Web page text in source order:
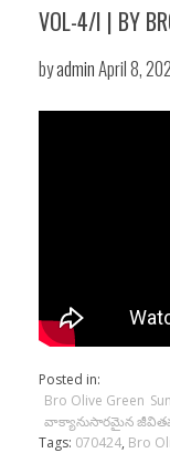
VOL-4/I | BY
byadminApril 8,
Posted in:
Bro Olive Green
వాక్యానుసారమైన
Tags: 070424, Bro